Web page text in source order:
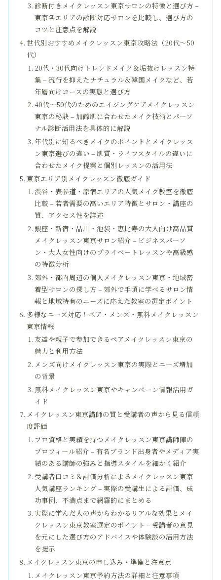
診断付きメイクレッスン東京サロンの特徴と選び方 –
東京各エリアの診断対応サロンを比較し、選び方の
コツと注意点を解説
世代別おすすめメイクレッスン東京攻略法（20代～50
代）
20代・30代向けトレンドメイク＆垢抜けレッスン特
集 – 流行を抑えたナチュラル＆韓国メイクなど、若
年層向けコースの実態と選び方
40代～50代のためのエイジングケアメイクレッスン
東京の秘訣 – 加齢肌に合わせたメイク技術とパーソ
ナル診断活用法を具体的に解説
年代別に知るべきメイクのポイントとメイクレッス
ン東京選びの違い – 肌質・ライフスタイルの違いに
合わせたメイク提案と個別レッスンの活用法
東京エリア別メイクレッスン徹底ガイド
渋谷・表参道・原宿エリアの人気メイク教室を徹底
比較 – 若者需要の高いエリア特徴とサロン・講座の
質、アクセス性を詳述
銀座・新宿・品川・池袋・恵比寿の大人向け高品質
メイクレッスン東京サロン紹介 – ビジネスパーソ
ン・大人女性向けのプライベートレッスンや高級感
の特徴分析
郊外・都内周辺の個人メイクレッスン東京・地域密
着型サロンの探し方 – 郊外で手頃に学べるサロン情
報と地域特有のニーズに応えた教室の選定ポイント
多様なニーズ対応！ペア・メンズ・無料メイクレッスン
東京情報
友達や親子で参加できるペアメイクレッスン東京の
魅力と利用方法
メンズ向けメイクレッスン東京の実際とニーズ増加
の背景
無料メイクレッスン東京やキャンペーン情報活用ガ
イド
メイクレッスン東京講師の質と受講者の声から見る信頼
度評価
プロ資格と実績を持つメイクレッスン東京講師陣の
プロフィール紹介 – 有名ブランド出身者やメディア実
績のある講師の強みと指導スタイルを細かく紹介
受講者口コミ＆評価分析によるメイクレッスン東京
人気講座ランキング – 実際の受講生による評価、成
功事例、不満点まで網羅的にまとめる
実際に学んだ人の声からわかるリアルな効果とメイ
クレッスン東京教室選定のポイント – 受講者の意見
を元にした選び方のアドバイスや体験談の活用方法
を提示
メイクレッスン東京の申し込み・準備と注意点
メイクレッスン東京予約方法の詳細と注意事項